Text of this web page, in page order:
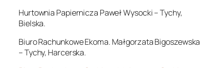
Hurtownia Papiernicza Paweł Wysocki – Tychy,
Bielska.
Biuro Rachunkowe Ekoma. Małgorzata Bigoszewska
– Tychy, Harcerska.